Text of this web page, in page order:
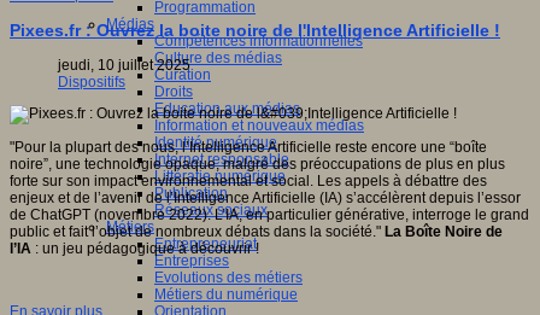
Programmation
Médias
Compétences informationnelles
Culture des médias
Curation
Droits
Education aux médias
Information et nouveaux médias
Identité numérique
Internet responsable
Littératie numérique
Publication
Réseaux sociaux
Métiers
Entrepreneuriat
Entreprises
Evolutions des métiers
Métiers du numérique
Orientation
Pixees.fr : Ouvrez la boite noire de l'Intelligence Artificielle !
jeudi, 10 juillet 2025
Dispositifs
"Pour la plupart des nous, l’Intelligence Artificielle reste encore une “boîte
noire”, une technologie opaque, malgré des préoccupations de plus en plus
forte sur son impact environnemental et social. Les appels à débattre des
enjeux et de l’avenir de l’Intelligence Artificielle (IA) s’accélèrent depuis l’essor
de ChatGPT (novembre 2022). L’IA, en particulier générative, interroge le grand
public et fait l’objet de nombreux débats dans la société." La Boîte Noire de
l’IA : un jeu pédagogique à découvrir !